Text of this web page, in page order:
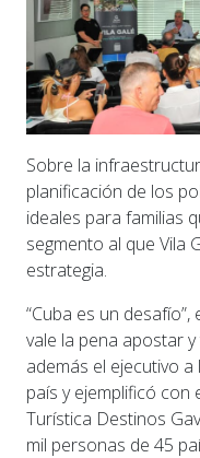
Sobre la
planificación de los
ideales para familias
segmento al que Vila
estrategia.
“Cuba es un
vale la pena apostar
además el ejecutivo
país y ejemplificó con
Turística Destinos
mil personas de 45